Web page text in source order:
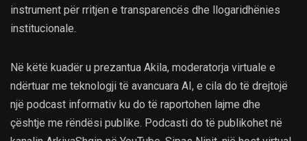
instrument për rritjen e transparencës dhe llogaridhënies
institucionale.
Në këtë kuadër u prezantua Akila, moderatorja virtuale e
ndërtuar me teknologji të avancuara AI, e cila do të drejtojë
një podcast informativ ku do të raportohen lajme dhe
çështje me rëndësi publike. Podcasti do të publikohet në